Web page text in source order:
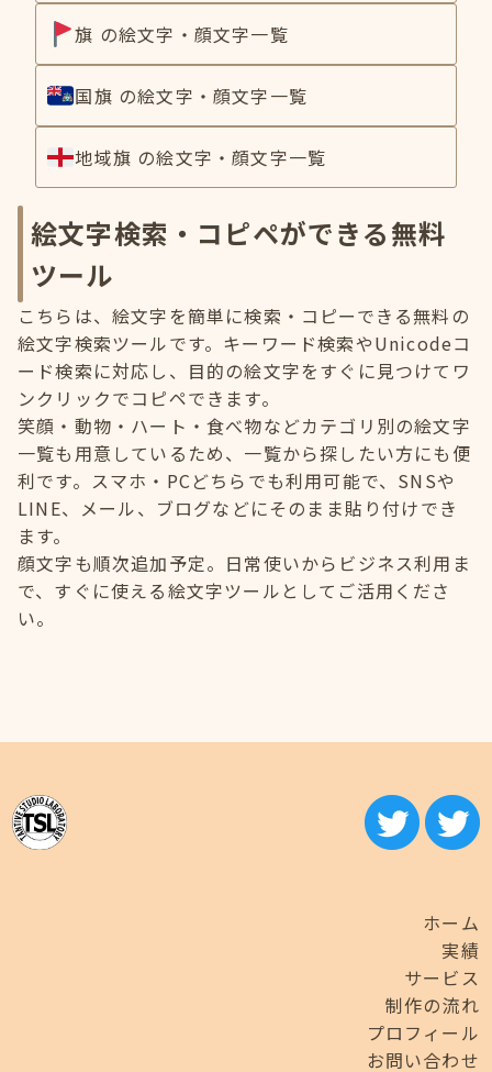
旗 の絵文字・顔文字一覧
国旗 の絵文字・顔文字一覧
地域旗 の絵文字・顔文字一覧
絵文字検索・コピペができる無料
ツール
こちらは、絵文字を簡単に検索・コピーできる無料の
絵文字検索ツールです。キーワード検索やUnicodeコ
ード検索に対応し、目的の絵文字をすぐに見つけてワ
ンクリックでコピペできます。
笑顔・動物・ハート・食べ物などカテゴリ別の絵文字
一覧も用意しているため、一覧から探したい方にも便
利です。スマホ・PCどちらでも利用可能で、SNSや
LINE、メール、ブログなどにそのまま貼り付けでき
ます。
顔文字も順次追加予定。日常使いからビジネス利用ま
で、すぐに使える絵文字ツールとしてご活用くださ
い。
ホーム
実績
サービス
制作の流れ
プロフィール
お問い合わせ